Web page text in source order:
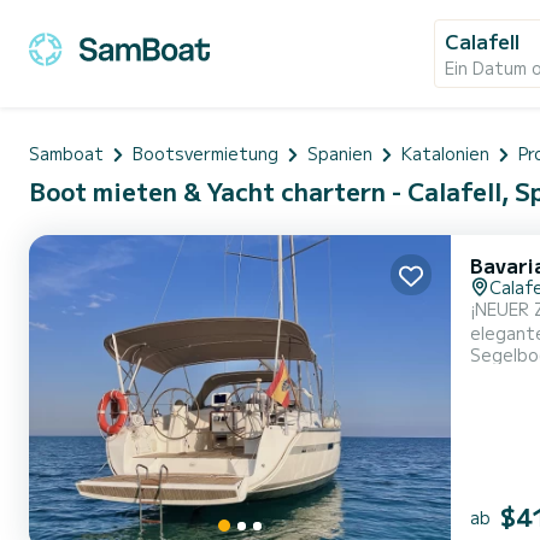
Calafell
Ein Datum
Samboat Bootsvermietung Spanien Katalonien
Boot mieten & Yacht chartern - Calafell,
¡NEUER
eleganten
Meer
ab